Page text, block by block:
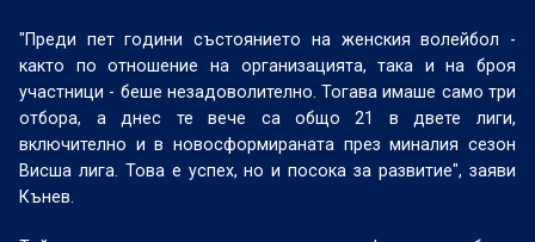
"Преди пет години състоянието на женския волейбол -
както по отношение на организацията, така и на броя
участници - беше незадоволително. Тогава имаше само три
отбора, а днес те вече са общо 21 в двете лиги,
включително и в новосформираната през миналия сезон
Висша лига. Това е успех, но и посока за развитие", заяви
Кънев.